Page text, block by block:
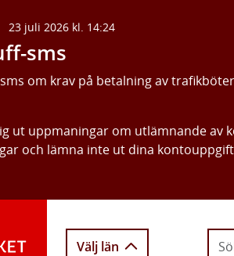
23 juli 2026 kl. 14:24
sms
om krav på betalning av
ut uppmaningar om utlämnande av
och lämna inte ut dina
Välj län